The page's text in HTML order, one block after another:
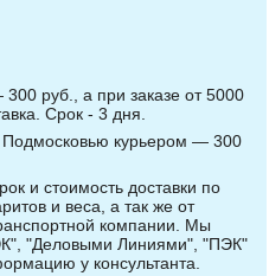
руб., а при заказе от 5000
Срок - 3 дня.
курьером — 300
и стоимость доставки по
и веса, а так же от
компании. Мы
"Деловыми Линиями", "ПЭК"
у консультанта.